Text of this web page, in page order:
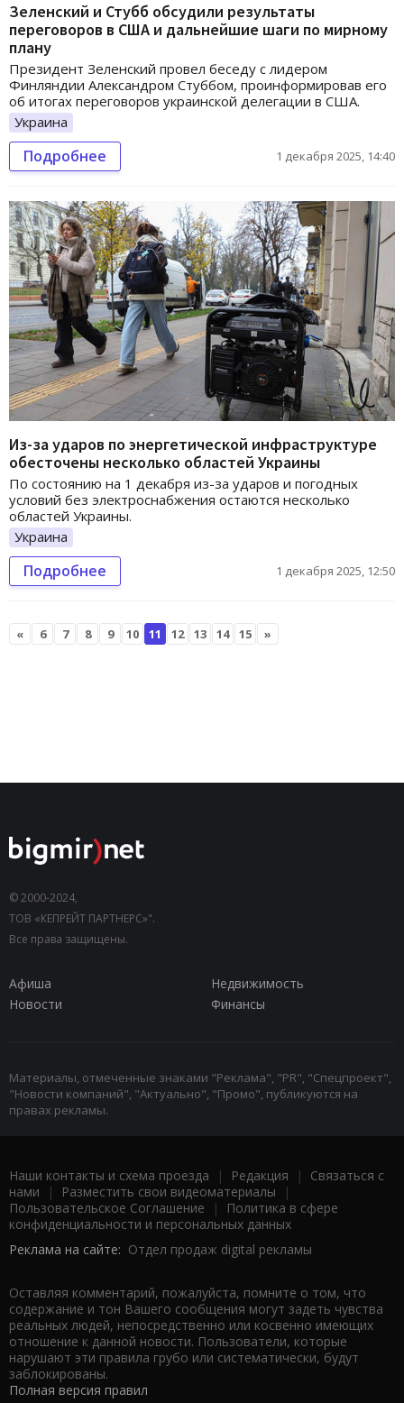
Зеленский и Стубб обсудили результаты
переговоров в США и дальнейшие шаги по мирному
плану
Президент Зеленский провел беседу с лидером
Финляндии Александром Стуббом, проинформировав его
об итогах переговоров украинской делегации в США.
Украина
Подробнее 1 декабря 2025, 14:40
Из-за ударов по энергетической инфраструктуре
обесточены несколько областей Украины
По состоянию на 1 декабря из-за ударов и погодных
условий без электроснабжения остаются несколько
областей Украины.
Украина
Подробнее 1 декабря 2025, 12:50
« 6 7 8 9 10 11 12 13 14 15 »
© 2000-2024,
ТОВ «КЕПРЕЙТ ПАРТНЕРС»".
Все права защищены.
Афиша
Недвижимость
Новости
Финансы
Материалы, отмеченные знаками "Реклама", "PR", "Спецпроект",
"Новости компаний", "Актуально", "Промо", публикуются на
правах рекламы.
Наши контакты и схема проезда | Редакция | Связаться с
нами | Разместить свои видеоматериалы |
Пользовательское Соглашение |
Политика в сфере
конфиденциальности и персональных данных
Реклама на сайте: Отдел продаж digital рекламы
Оставляя комментарий, пожалуйста, помните о том, что
содержание и тон Вашего сообщения могут задеть чувства
реальных людей, непосредственно или косвенно имеющих
отношение к данной новости. Пользователи, которые
нарушают эти правила грубо или систематически, будут
заблокированы.
Полная версия правил